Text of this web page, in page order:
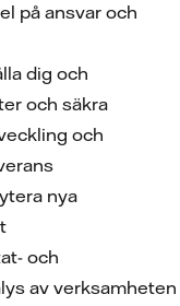
på ansvar och
dig och
och säkra
och
nya
och
av verksamheten